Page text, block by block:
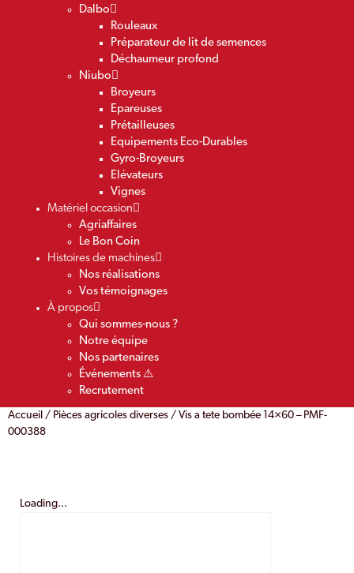
Dalbo
Rouleaux
Préparateur de lit de semences
Déchaumeur profond
Niubo
Broyeurs
Epareuses
Prétailleuses
Equipements Eco-Durables
Gyro-Broyeurs
Elévateurs
Vignes
Matériel occasion
Agriaffaires
Le Bon Coin
Histoires de machines
Nos réalisations
Vos témoignages
À propos
Qui sommes-nous ?
Notre équipe
Nos partenaires
Événements ⚠️
Recrutement
Accueil / Pièces agricoles diverses / Vis a tete bombée 14×60 – PMF-
000388
Loading...